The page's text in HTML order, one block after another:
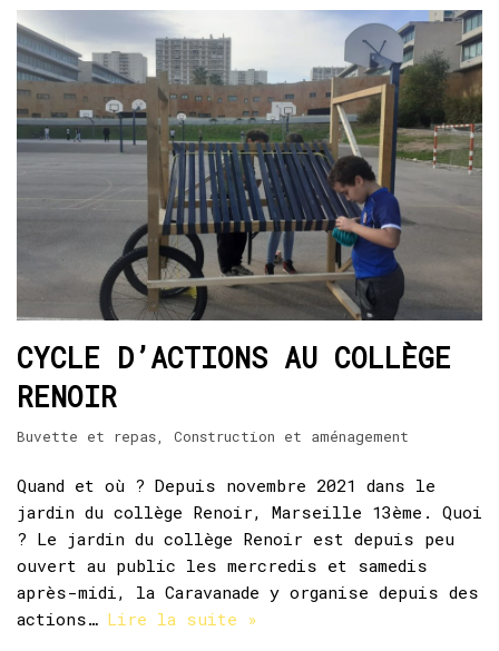
CYCLE D’ACTIONS AU COLLÈGE
RENOIR
Buvette et repas Construction et aménagement
Quand et où ? Depuis novembre 2021 dans le
jardin du collège Renoir, Marseille 13ème. Quoi
? Le jardin du collège Renoir est depuis peu
ouvert au public les mercredis et samedis
après-midi, la Caravanade y organise depuis des
actions… Lire la suite »